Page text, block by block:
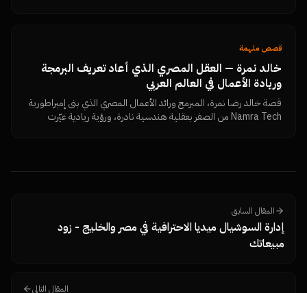
قصص ملهمة
خالد نمرة — العقل المصري الذي أعاد تعريف البرمجة
وريادة الأعمال في العالم العربي
قصة خالد رضا نمرة، المبرمج ورائد الأعمال المصري الذي بنى إمبراطورية
Namra Tech من الصفر بعقلية هندسية نادرة، ورؤية ريادية غيّرت
المقال السابق
إدارة السوشيال ميديا الاحترافية في مصر والخليج - زود
مبيعاتك
المقال التالي